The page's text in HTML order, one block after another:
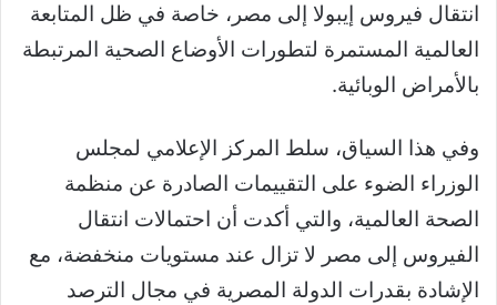
انتقال فيروس إيبولا إلى مصر، خاصة في ظل المتابعة
العالمية المستمرة لتطورات الأوضاع الصحية المرتبطة
بالأمراض الوبائية.
وفي هذا السياق، سلط المركز الإعلامي لمجلس
الوزراء الضوء على التقييمات الصادرة عن منظمة
الصحة العالمية، والتي أكدت أن احتمالات انتقال
الفيروس إلى مصر لا تزال عند مستويات منخفضة، مع
الإشادة بقدرات الدولة المصرية في مجال الترصد